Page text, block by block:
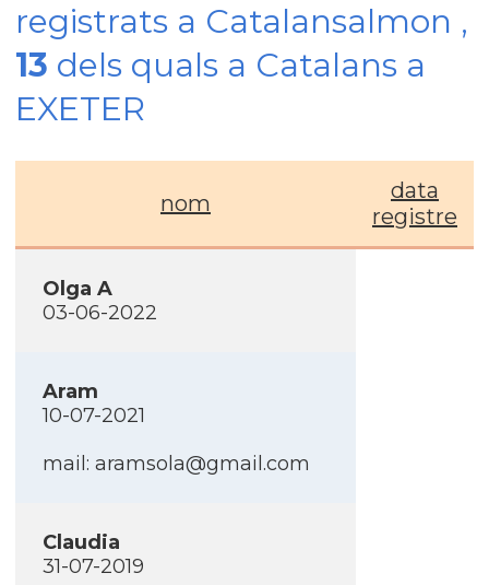
registrats a Catalansalmon ,
13 dels quals a Catalans a
EXETER
nom
data
registre
Olga A
03-06-2022
Aram
10-07-2021
mail: aramsola@gmail.com
Claudia
31-07-2019